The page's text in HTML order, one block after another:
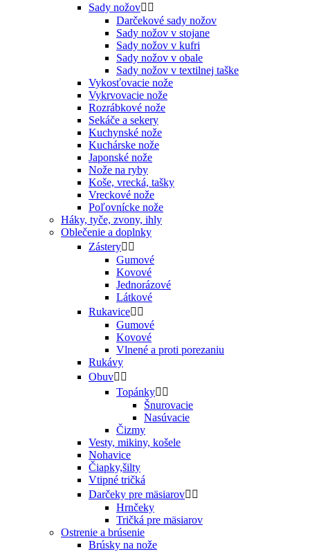
Sady nožov 
Darčekové sady nožov
Sady nožov v stojane
Sady nožov v kufri
Sady nožov v obale
Sady nožov v textilnej taške
Vykosťovacie nože
Vykrvovacie nože
Rozrábkové nože
Sekáče a sekery
Kuchynské nože
Kuchárske nože
Japonské nože
Nože na ryby
Koše, vrecká, tašky
Vreckové nože
Poľovnícke nože
Háky, tyče, zvony, ihly
Oblečenie a doplnky
Zástery 
Gumové
Kovové
Jednorázové
Látkové
Rukavice 
Gumové
Kovové
Vlnené a proti porezaniu
Rukávy
Obuv 
Topánky 
Šnurovacie
Nasúvacie
Čizmy
Vesty, mikiny, košele
Nohavice
Čiapky,šilty
Vtipné tričká
Darčeky pre mäsiarov 
Hrnčeky
Tričká pre mäsiarov
Ostrenie a brúsenie
Brúsky na nože